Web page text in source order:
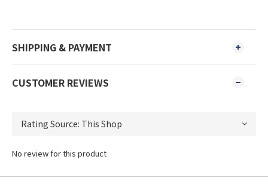
SHIPPING & PAYMENT
CUSTOMER REVIEWS
No review for this product